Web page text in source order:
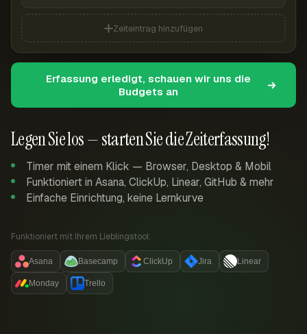
Legen Sie los — starten Sie die Zeiterfassung!
Timer mit einem Klick — Browser, Desktop & Mobil
Funktioniert in Asana, ClickUp, Linear, GitHub & mehr
Einfache Einrichtung, keine Lernkurve
Funktioniert mit Ihrem Lieblingstool:
Asana Basecamp ClickUp Jira Linear
Monday Trello
Zeiteintrag hinzufügen
Erfassung erledigt, schauen wir uns die
Budgets an